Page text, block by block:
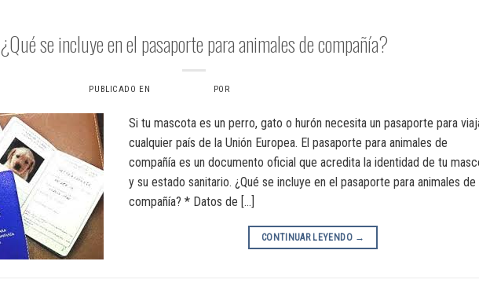
¿Qué se incluye en el pasaporte para animales de compañía?
PUBLICADO EN POR
Si tu mascota es un perro, gato o hurón necesita un pasaporte para
cualquier país de la Unión Europea. El pasaporte para animales de
compañía es un documento oficial que acredita la identidad de tu
y su estado sanitario. ¿Qué se incluye en el pasaporte para animales de
compañía? * Datos de […]
CONTINUAR LEYENDO →